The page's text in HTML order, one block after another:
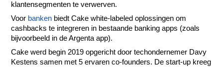
klantensegmenten te verwerven.
Voor banken biedt Cake white-labeled oplossingen om
cashbacks te integreren in bestaande banking apps (zoals
bijvoorbeeld in de Argenta app).
Cake werd begin 2019 opgericht door techondernemer Davy
Kestens samen met 5 ervaren co-founders. De start-up kreeg